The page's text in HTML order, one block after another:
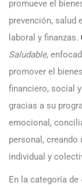
promueve el
prevención, salud
laboral y finanzas.
Saludable,
promover el
financiero, social
gracias a su
emocional,
personal,
individual y
En la categoría